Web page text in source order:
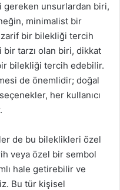
unsurlardan biri,
minimalist bir
bir bilekliği tercih
tarzı olan biri, dikkat
bilekliği tercih edebilir.
de önemlidir; doğal
her kullanıcı
de bu bileklikleri özel
veya özel bir sembol
hale getirebilir ve
Bu tür kişisel